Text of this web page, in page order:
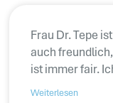
Frau Dr. Tepe
auch
ist immer fair.
Weiterlesen